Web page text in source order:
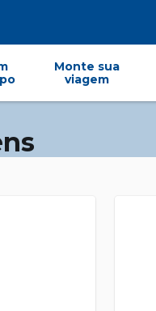
Monte sua
viagem